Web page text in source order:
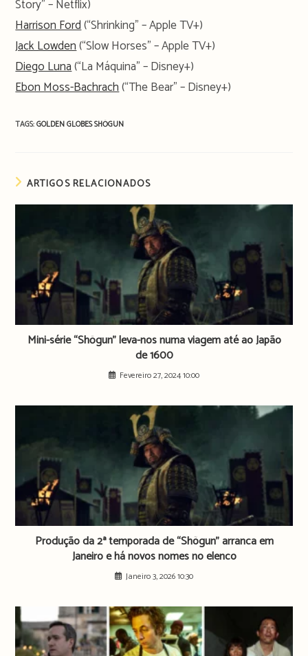
Story” – Netflix)
Harrison Ford(“Shrinking” – Apple TV+)
Jack Lowden(“Slow Horses” – Apple TV+)
Diego Luna(“La Máquina” – Disney+)
Ebon Moss-Bachrach(“The Bear” – Disney+)
TAGS:GOLDEN GLOBESSHŌGUN
ARTIGOS RELACIONADOS
Mini-série “Shōgun” leva-nos numa viagem até ao Japão
de 1600
Fevereiro 27, 2024 10:00
Produção da 2ª temporada de “Shõgun” arranca em
Janeiro e há novos nomes no elenco
Janeiro 3, 2026 10:30